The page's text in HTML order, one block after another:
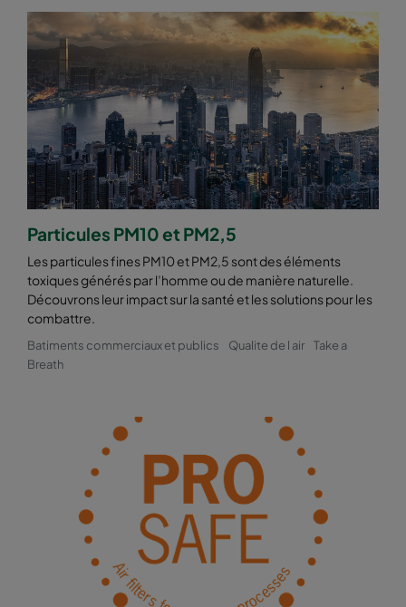
Particules PM10 et PM2,5
Les particules fines PM10 et PM2,5 sont des éléments
toxiques générés par l’homme ou de manière naturelle.
Découvrons leur impact sur la santé et les solutions pour les
combattre.
Batiments commerciaux et publics Qualite de l air
Take a
Breath